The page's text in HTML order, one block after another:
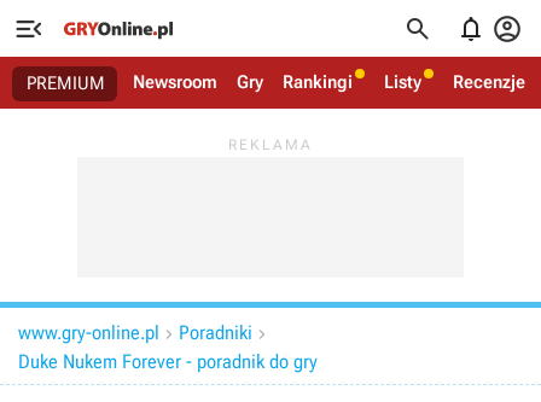
   
PREMIUM Newsroom Gry Rankingi Listy Recenzje
www.gry-online.pl  Poradniki 
Duke Nukem Forever - poradnik do gry